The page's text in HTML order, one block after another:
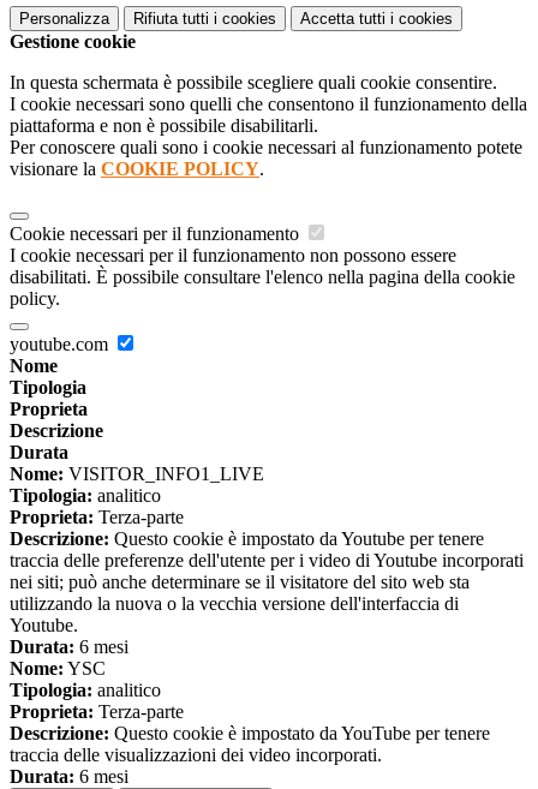
Personalizza Rifiuta tutti i cookies Accetta tutti i cookies
Gestione cookie
In questa schermata è possibile scegliere quali cookie consentire.
I cookie necessari sono quelli che consentono il funzionamento della
piattaforma e non è possibile disabilitarli.
Per conoscere quali sono i cookie necessari al funzionamento potete
visionare la COOKIE POLICY.
Cookie necessari per il funzionamento
I cookie necessari per il funzionamento non possono essere
disabilitati. È possibile consultare l'elenco nella pagina della cookie
policy.
youtube.com
Nome
Tipologia
Proprieta
Descrizione
Durata
Nome: VISITOR_INFO1_LIVE
Tipologia: analitico
Proprieta: Terza-parte
Descrizione: Questo cookie è impostato da Youtube per tenere
traccia delle preferenze dell'utente per i video di Youtube incorporati
nei siti; può anche determinare se il visitatore del sito web sta
utilizzando la nuova o la vecchia versione dell'interfaccia di
Youtube.
Durata: 6 mesi
Nome: YSC
Tipologia: analitico
Proprieta: Terza-parte
Descrizione: Questo cookie è impostato da YouTube per tenere
traccia delle visualizzazioni dei video incorporati.
Durata: 6 mesi